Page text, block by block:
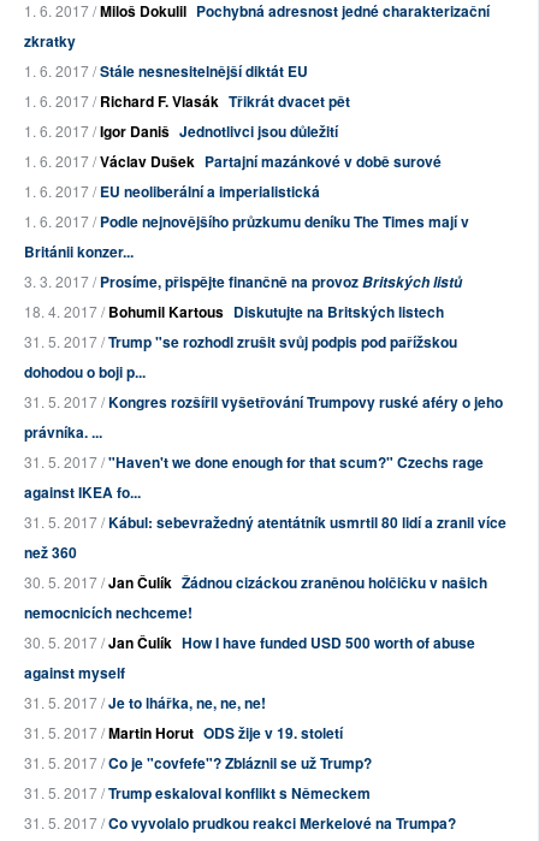
1. 6. 2017 /Miloš Dokulil Pochybná adresnost jedné charakterizační
zkratky
1. 6. 2017 /Stále nesnesitelnější diktát EU
1. 6. 2017 /Richard F. Vlasák Třikrát dvacet pět
1. 6. 2017 /Igor Daniš Jednotlivci jsou důležití
1. 6. 2017 /Václav Dušek Partajní mazánkové v době surové
1. 6. 2017 /EU neoliberální a imperialistická
1. 6. 2017 /Podle nejnovějšího průzkumu deníku The Times mají v
Británii konzer...
3. 3. 2017 /Prosíme, přispějte finančně na provozBritských listů
18. 4. 2017 /Bohumil Kartous Diskutujte na Britských listech
31. 5. 2017 /Trump "se rozhodl zrušit svůj podpis pod pařížskou
dohodou o boji p...
31. 5. 2017 /Kongres rozšířil vyšetřování Trumpovy ruské aféry o jeho
právníka. ...
31. 5. 2017 /"Haven't we done enough for that scum?" Czechs rage
against IKEA fo...
31. 5. 2017 /Kábul: sebevražedný atentátník usmrtil 80 lidí a zranil více
než 360
30. 5. 2017 /Jan Čulík Žádnou cizáckou zraněnou holčičku v našich
nemocnicích nechceme!
30. 5. 2017 /Jan Čulík How I have funded USD 500 worth of abuse
against myself
31. 5. 2017 /Je to lhářka, ne, ne, ne!
31. 5. 2017 /Martin Horut ODS žije v 19. století
31. 5. 2017 /Co je "covfefe"? Zbláznil se už Trump?
31. 5. 2017 /Trump eskaloval konflikt s Německem
31. 5. 2017 /Co vyvolalo prudkou reakci Merkelové na Trumpa?